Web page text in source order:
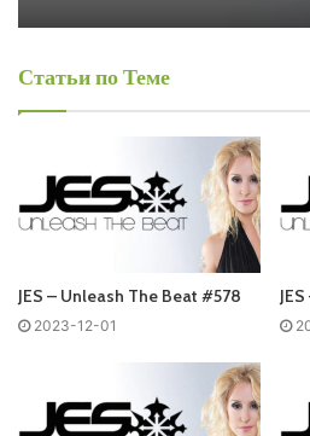
Пятница
JES - Unleash The Beat
Запись
Слушай и добавляй плейлист
Tracklist:
Статьи по Теме
JES – Unleash The Beat #578
2023-12-01